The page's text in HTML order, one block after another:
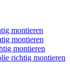
montieren
montieren
montieren
richtig montieren